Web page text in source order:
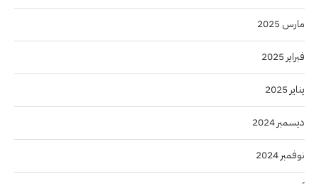
مارس 2025
فبراير 2025
يناير 2025
ديسمبر 2024
نوفمبر 2024